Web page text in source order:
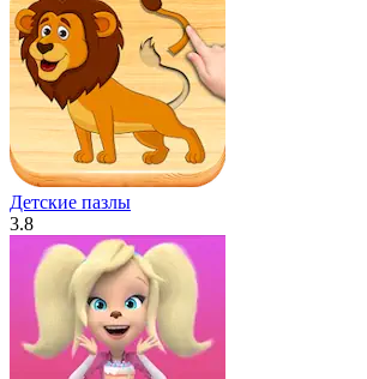
Детские пазлы
3.8